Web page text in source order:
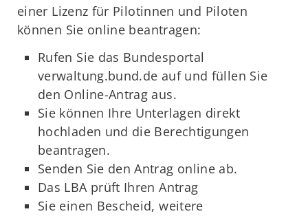
einer Lizenz für Pilotinnen und Piloten
können Sie online beantragen:
Rufen Sie das Bundesportal
verwaltung.bund.de auf und füllen Sie
den Online-Antrag aus.
Sie können Ihre Unterlagen direkt
hochladen und die Berechtigungen
beantragen.
Senden Sie den Antrag online ab.
Das LBA prüft Ihren Antrag
Sie einen Bescheid, weitere